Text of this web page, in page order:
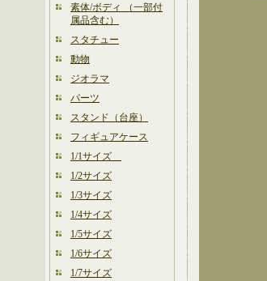
素体/ボディ （一部付
属品含む）
スタチュー
動物
ジオラマ
パーツ
スタンド（台座）
フィギュアケース
1/1サイズ
1/2サイズ
1/3サイズ
1/4サイズ
1/5サイズ
1/6サイズ
1/7サイズ